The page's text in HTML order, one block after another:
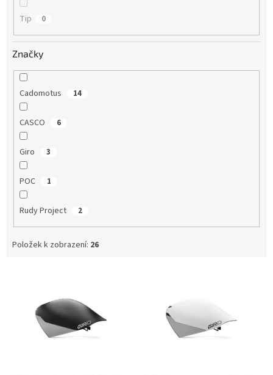
Tip 0
Značky
Cadomotus 14
CASCO 6
Giro 3
POC 1
Rudy Project 2
Položek k zobrazení: 26